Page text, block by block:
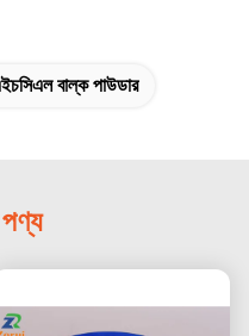
বাল্ক পাউডার
পণ্য